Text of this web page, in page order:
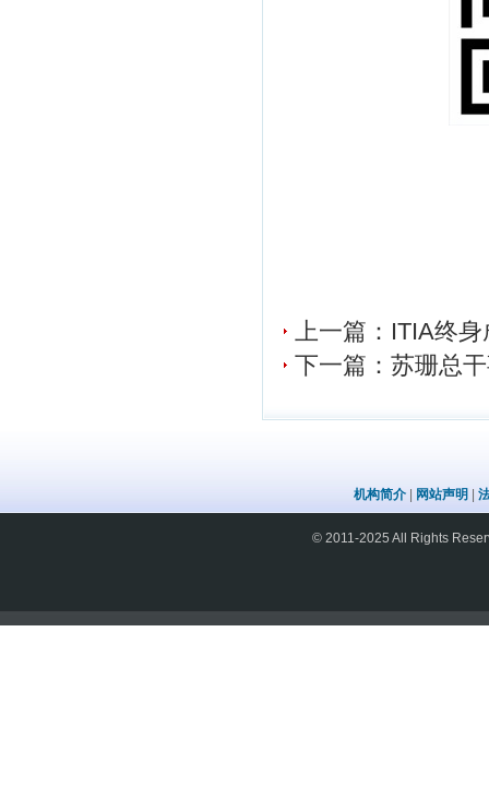
上一篇：ITIA终
下一篇：苏珊总
机构简介| 网站声明
© 2011-2025 All Rights